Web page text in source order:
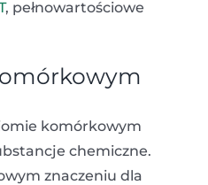
, pełnowartościowe
komórkowym
chemiczne.
znaczeniu dla